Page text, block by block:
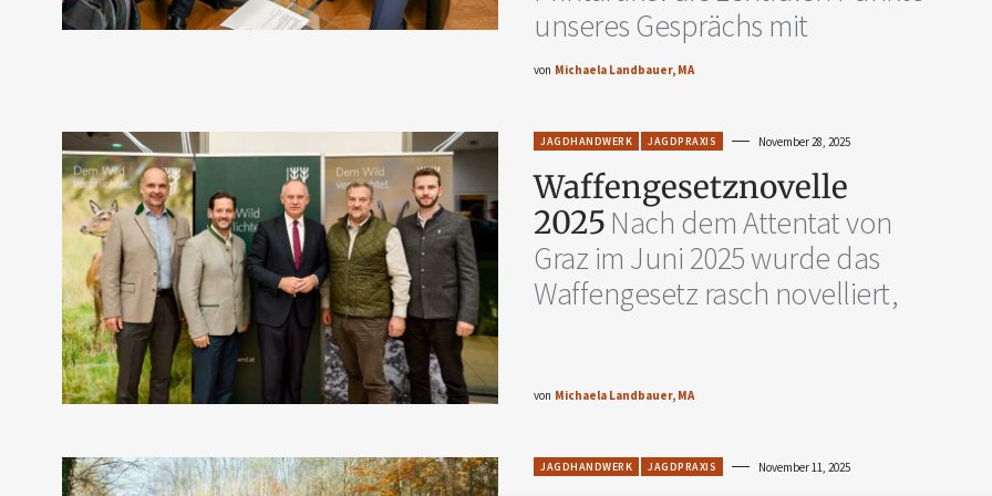
unseres Gesprächs mit
von Michaela Landbauer, MA
JAGDHANDWERK JAGDPRAXIS November 28, 2025
Waffengesetznovelle
2025Nach dem Attentat von
Graz im Juni 2025 wurde das
Waffengesetz rasch novelliert,
von Michaela Landbauer, MA
JAGDHANDWERK JAGDPRAXIS November 11, 2025